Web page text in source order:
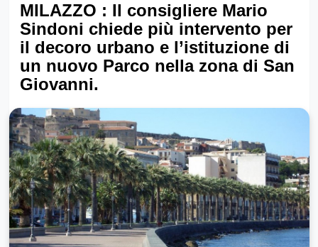
MILAZZO : Il consigliere Mario
Sindoni chiede più intervento per
il decoro urbano e l’istituzione di
un nuovo Parco nella zona di San
Giovanni.